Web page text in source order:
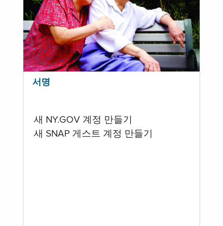
서명
새 NY.GOV 계정 만들기
새 SNAP 게스트 계정 만들기